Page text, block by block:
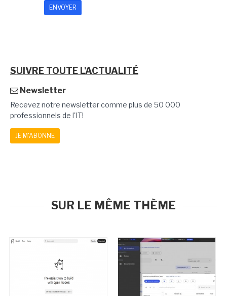
SUIVRE TOUTE L'ACTUALITÉ
Newsletter
Recevez notre newsletter comme plus de 50 000
professionnels de l'IT!
JE M'ABONNE
SUR LE MÊME THÈME